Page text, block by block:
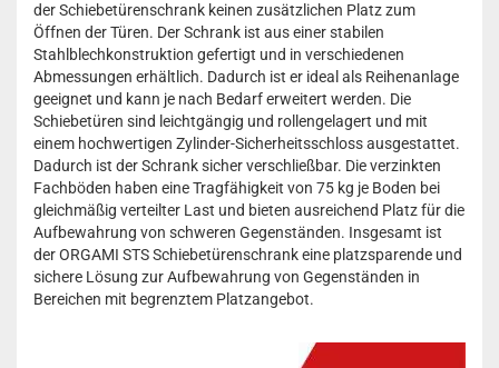
der Schiebetürenschrank keinen zusätzlichen Platz zum
Öffnen der Türen. Der Schrank ist aus einer stabilen
Stahlblechkonstruktion gefertigt und in verschiedenen
Abmessungen erhältlich. Dadurch ist er ideal als Reihenanlage
geeignet und kann je nach Bedarf erweitert werden. Die
Schiebetüren sind leichtgängig und rollengelagert und mit
einem hochwertigen Zylinder-Sicherheitsschloss ausgestattet.
Dadurch ist der Schrank sicher verschließbar. Die verzinkten
Fachböden haben eine Tragfähigkeit von 75 kg je Boden bei
gleichmäßig verteilter Last und bieten ausreichend Platz für die
Aufbewahrung von schweren Gegenständen. Insgesamt ist
der ORGAMI STS Schiebetürenschrank eine platzsparende und
sichere Lösung zur Aufbewahrung von Gegenständen in
Bereichen mit begrenztem Platzangebot.